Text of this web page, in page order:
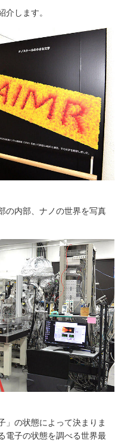
介します。
の内部、ナノの世界を写真
」の状態によって決まりま
電子の状態を調べる世界最